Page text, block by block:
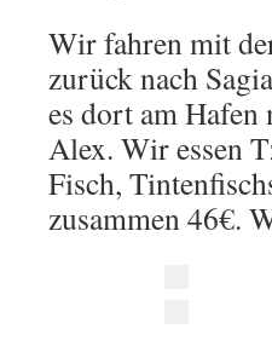
Wir fahren mit
zurück nach
es dort am
Alex. Wir essen
Fisch,
zusammen 46€.